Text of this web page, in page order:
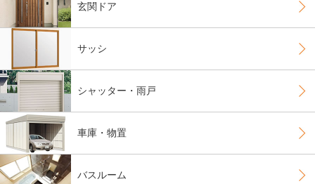
玄関ドア
サッシ
シャッター・雨戸
車庫・物置
バスルーム